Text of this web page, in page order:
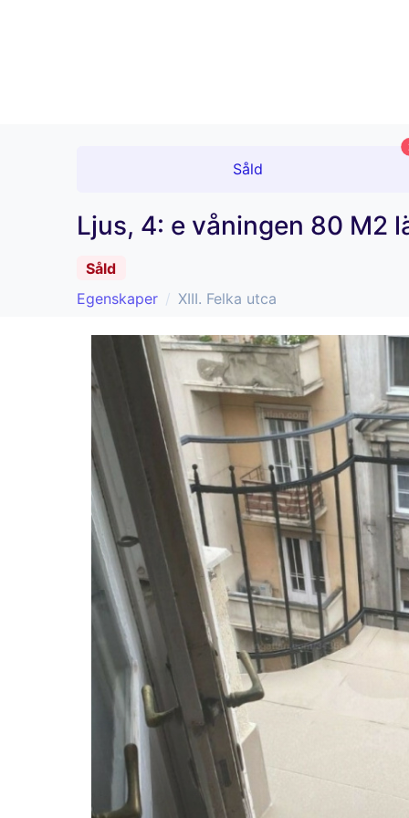
Såld
Ljus, 4: e våningen 80 M2
Såld
Egenskaper
XIII. Felka utca